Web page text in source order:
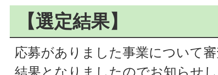
【選定結果】
応募がありました事業について